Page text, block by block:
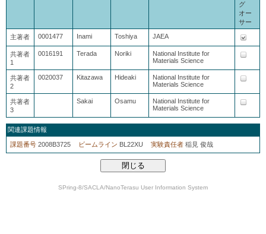
グ
オー
サー
主著者 0001477 Inami Toshiya JAEA
共著者
1
0016191 Terada Noriki
National Institute for
Materials Science
共著者
2
0020037 Kitazawa Hideaki
National Institute for
Materials Science
共著者
3
Sakai Osamu
National Institute for
Materials Science
関連課題情報
課題番号 2008B3725 ビームライン BL22XU 実験責任者 稲見 俊哉
SPring-8/SACLA/NanoTerasu User Information System